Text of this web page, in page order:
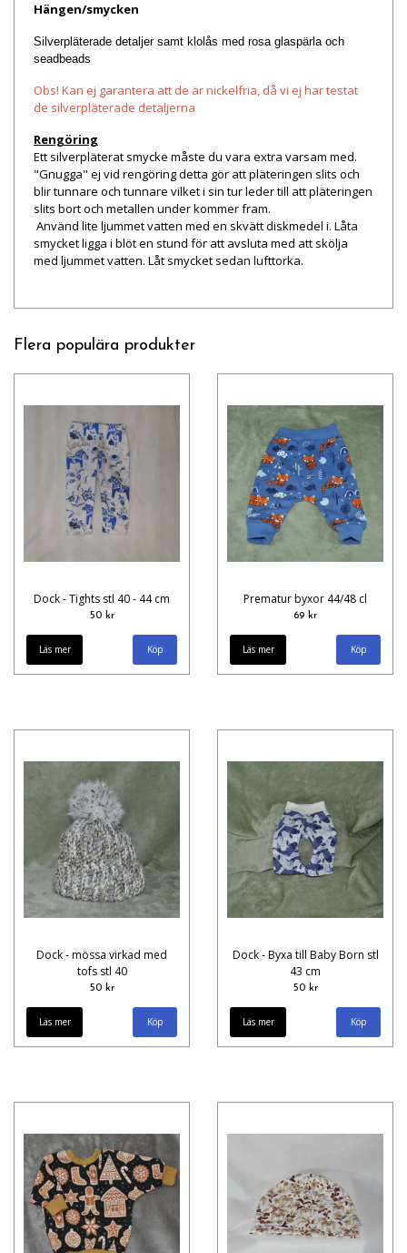
Hängen/smycken
Silverpläterade detaljer samt klolås med rosa glaspärla och
seadbeads
Obs! Kan ej garantera att de är nickelfria, då vi ej har testat
de silverpläterade detaljerna
Rengöring
Ett silverpläterat smycke måste du vara extra varsam med.
"Gnugga" ej vid rengöring detta gör att pläteringen slits och
blir tunnare och tunnare vilket i sin tur leder till att pläteringen
slits bort och metallen under kommer fram.
Använd lite ljummet vatten med en skvätt diskmedel i. Låta
smycket ligga i blöt en stund för att avsluta med att skölja
med ljummet vatten. Låt smycket sedan lufttorka.
Flera populära produkter
Dock - Tights stl 40 - 44 cm
50 kr
Läs mer
Prematur byxor 44/48 cl
69 kr
Läs mer
Dock - mössa virkad med
tofs stl 40
50 kr
Läs mer
Dock - Byxa till Baby Born stl
43 cm
50 kr
Läs mer